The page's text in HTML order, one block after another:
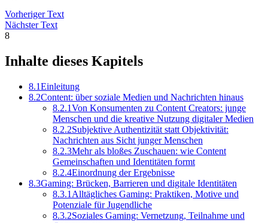
Vorheriger Text
Nächster Text
8
Inhalte dieses Kapitels
8.1Einleitung
8.2Content: über soziale Medien und Nachrichten hinaus
8.2.1Von Konsumenten zu Content Creators: junge
Menschen und die kreative Nutzung digitaler Medien
8.2.2Subjektive Authentizität statt Objektivität:
Nachrichten aus Sicht junger Menschen
8.2.3Mehr als bloßes Zuschauen: wie Content
Gemeinschaften und Identitäten formt
8.2.4Einordnung der Ergebnisse
8.3Gaming: Brücken, Barrieren und digitale Identitäten
8.3.1 Alltägliches Gaming: Praktiken, Motive und
Potenziale für Jugendliche
8.3.2Soziales Gaming: Vernetzung, Teilnahme und